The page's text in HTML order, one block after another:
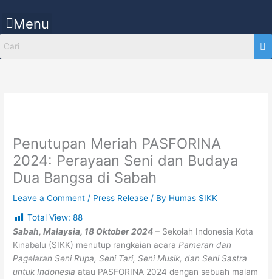
to
content
Menu
Penutupan Meriah PASFORINA
2024: Perayaan Seni dan Budaya
Dua Bangsa di Sabah
Leave a Comment / Press Release / By Humas SIKK
Total View: 88
Sabah, Malaysia, 18 Oktober 2024 – Sekolah Indonesia Kota
Kinabalu (SIKK) menutup rangkaian acara Pameran dan
Pagelaran Seni Rupa, Seni Tari, Seni Musik, dan Seni Sastra
untuk Indonesia atau PASFORINA 2024 dengan sebuah malam